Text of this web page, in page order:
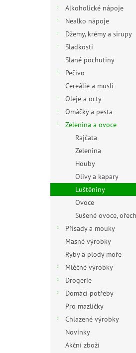
Alkoholické nápoje
Nealko nápoje
Džemy, krémy a sirupy
Sladkosti
Slané pochutiny
Pečivo
Cereálie a müsli
Oleje a octy
Omáčky a pesta
Zelenina a ovoce
Rajčata
Zelenina
Houby
Olivy a kapary
Luštěniny
Ovoce
Sušené ovoce,
Přísady a mouky
Masné výrobky
Ryby a plody moře
Mléčné výrobky
Drogerie
Domácí potřeby
Pro mazlíčky
Chlazené výrobky
Novinky
Akční zboží